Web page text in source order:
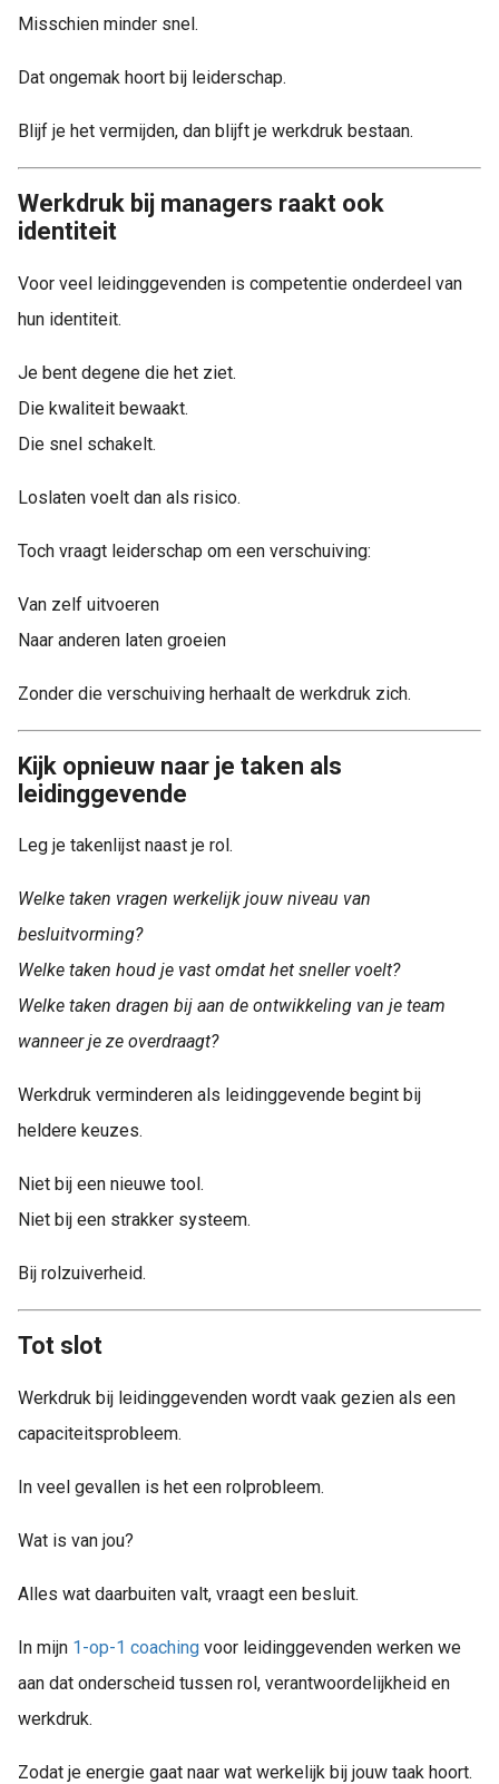
Misschien minder snel.
Dat ongemak hoort bij leiderschap.
Blijf je het vermijden, dan blijft je werkdruk bestaan.
Werkdruk bij managers raakt ook
identiteit
Voor veel leidinggevenden is competentie onderdeel van
hun identiteit.
Je bent degene die het ziet.
Die kwaliteit bewaakt.
Die snel schakelt.
Loslaten voelt dan als risico.
Toch vraagt leiderschap om een verschuiving:
Van zelf uitvoeren
Naar anderen laten groeien
Zonder die verschuiving herhaalt de werkdruk zich.
Kijk opnieuw naar je taken als
leidinggevende
Leg je takenlijst naast je rol.
Welke taken vragen werkelijk jouw niveau van
besluitvorming?
Welke taken houd je vast omdat het sneller voelt?
Welke taken dragen bij aan de ontwikkeling van je team
wanneer je ze overdraagt?
Werkdruk verminderen als leidinggevende begint bij
heldere keuzes.
Niet bij een nieuwe tool.
Niet bij een strakker systeem.
Bij rolzuiverheid.
Tot slot
Werkdruk bij leidinggevenden wordt vaak gezien als een
capaciteitsprobleem.
In veel gevallen is het een rolprobleem.
Wat is van jou?
Alles wat daarbuiten valt, vraagt een besluit.
In mijn 1-op-1 coaching voor leidinggevenden werken we
aan dat onderscheid tussen rol, verantwoordelijkheid en
werkdruk.
Zodat je energie gaat naar wat werkelijk bij jouw taak hoort.